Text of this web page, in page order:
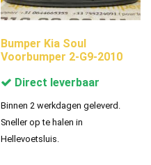
Bumper Kia Soul
Voorbumper 2-G9-2010
Direct leverbaar
Binnen 2 werkdagen geleverd.
Sneller op te halen in
Hellevoetsluis.